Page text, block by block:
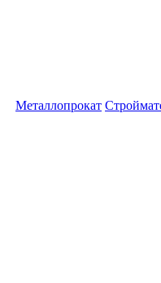
Металлопрокат